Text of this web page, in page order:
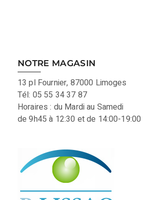
NOTRE MAGASIN
13 pl Fournier, 87000 Limoges
Tél: 05 55 34 37 87
Horaires : du Mardi au Samedi
de 9h45 à 12:30 et de 14:00-19:00